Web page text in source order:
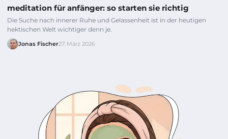
meditation für anfänger: so starten sie richtig
Die Suche nach innerer Ruhe und Gelassenheit ist in der heutigen
hektischen Welt wichtiger denn je.
Jonas Fischer27. März 2026